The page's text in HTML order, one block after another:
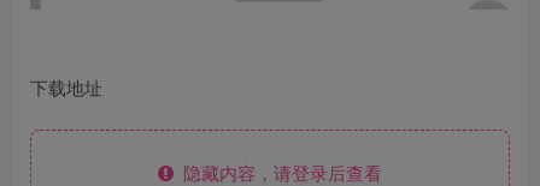
下载地址
隐藏内容，请登录后查看